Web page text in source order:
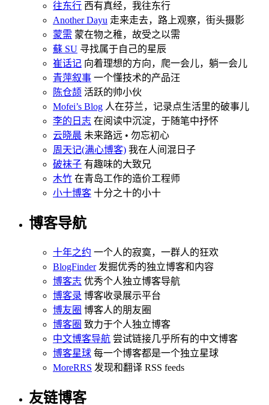
往东行 西有真经，我往东行
Another Dayu 走来走去，路上观察，街头摄影
蒙需 蒙在物之稚，故受之以需
蘇 SU 寻找属于自己的星辰
崔话记 向着理想的方向，爬一会儿，躺一会儿
青萍叙事 一个懂技术的产品汪
陈仓颉 活跃的帅小伙
Mofei’s Blog 人在芬兰，记录点生活里的破事儿
李的日志 在阅读中沉淀，于随笔中抒怀
云晓晨 未来路远 • 勿忘初心
周天记(满心博客) 我在人间混日子
破袜子 有趣味的大致兄
木竹 在青岛工作的造价工程师
小十博客 十分之十的小十
博客导航
十年之约 一个人的寂寞，一群人的狂欢
BlogFinder发掘优秀的独立博客和内容
博客志 优秀个人独立博客导航
博客录 博客收录展示平台
博友圈 博客人的朋友圈
博客圈 致力于个人独立博客
中文博客导航 尝试链接几乎所有的中文博客
博客星球 每一个博客都是一个独立星球
MoreRRS 发现和翻译 RSS feeds
友链博客